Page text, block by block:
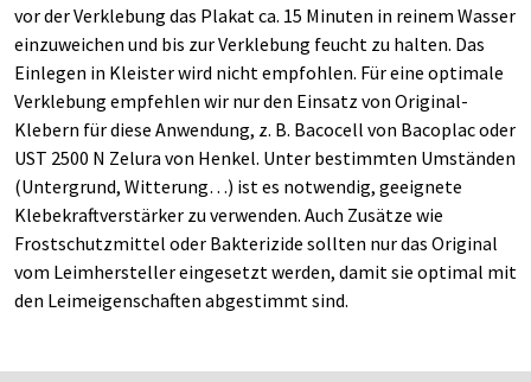
vor der Verklebung das Plakat ca. 15 Minuten in reinem Wasser
einzuweichen und bis zur Verklebung feucht zu halten. Das
Einlegen in Kleister wird nicht empfohlen. Für eine optimale
Verklebung empfehlen wir nur den Einsatz von Original-
Klebern für diese Anwendung, z. B. Bacocell von Bacoplac oder
UST 2500 N Zelura von Henkel. Unter bestimmten Umständen
(Untergrund, Witterung…) ist es notwendig, geeignete
Klebekraftverstärker zu verwenden. Auch Zusätze wie
Frostschutzmittel oder Bakterizide sollten nur das Original
vom Leimhersteller eingesetzt werden, damit sie optimal mit
den Leimeigenschaften abgestimmt sind.